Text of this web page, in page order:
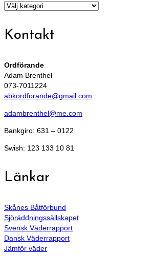
Tidigare
Kontakt
Ordförande
Adam Brenthel
073-7011224
abkordforande@gmail.com
adambrenthel@me.com
Bankgiro: 631 – 0122
Swish: 123 133 10 81
Länkar
Skånes Båtförbund
Sjöräddningssällskapet
Svensk Väderrapport
Dansk Väderrapport
Jämför väder